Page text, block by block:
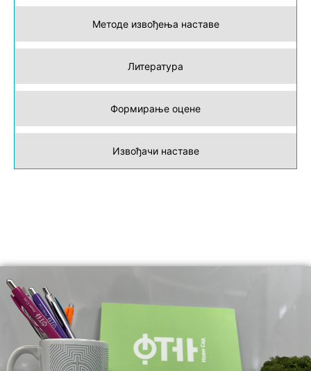
Методе извођења наставе
Литература
Формирање оцене
Извођачи наставе